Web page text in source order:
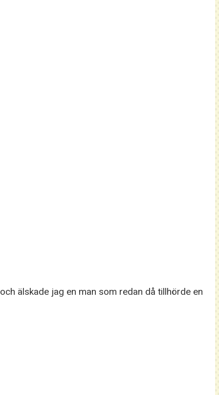
älskade jag en man som redan då tillhörde en